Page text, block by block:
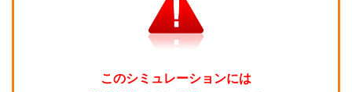
このシミュレーションには